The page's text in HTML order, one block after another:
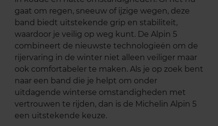
gaat om regen, sneeuw of ijzige wegen, deze
band biedt uitstekende grip en stabiliteit,
waardoor je veilig op weg kunt. De Alpin 5
combineert de nieuwste technologieën om de
rijervaring in de winter niet alleen veiliger maar
ook comfortabeler te maken. Als je op zoek bent
naar een band die je helpt om onder
uitdagende winterse omstandigheden met
vertrouwen te rijden, dan is de Michelin Alpin 5
een uitstekende keuze.